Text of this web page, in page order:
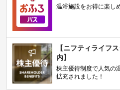
温浴施設をお得に楽し
【ニフティライフ
内】
株主優待制度で人気の
拡充されました！